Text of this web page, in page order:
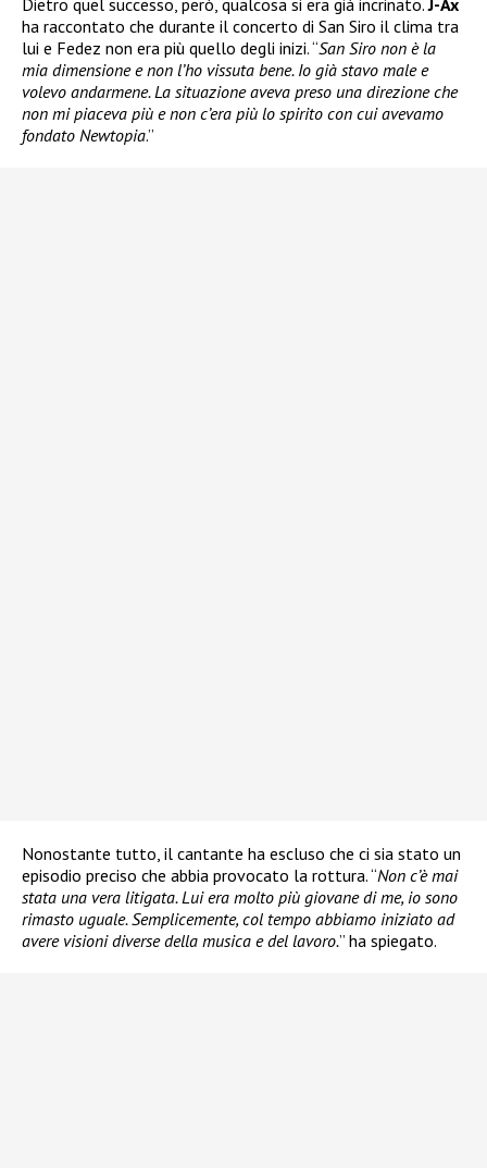
Dietro quel successo, però, qualcosa si era già incrinato.J-Ax
ha raccontato che durante il concerto di San Siro il clima tra
lui e Fedez non era più quello degli inizi. “San Siro non è la
mia dimensione e non l’ho vissuta bene. Io già stavo male e
volevo andarmene. La situazione aveva preso una direzione che
non mi piaceva più e non c’era più lo spirito con cui avevamo
fondato Newtopia.”
Nonostante tutto, il cantante ha escluso che ci sia stato un
episodio preciso che abbia provocato la rottura. “Non c’è mai
stata una vera litigata. Lui era molto più giovane di me, io sono
rimasto uguale. Semplicemente, col tempo abbiamo iniziato ad
avere visioni diverse della musica e del lavoro.” ha spiegato.